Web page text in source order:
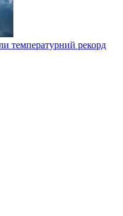
температурний рекорд